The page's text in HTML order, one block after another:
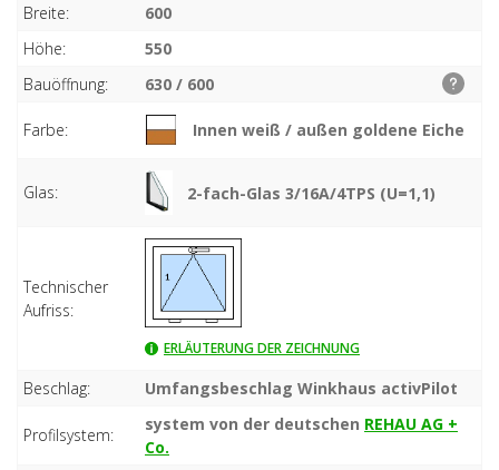
Breite:
600
Höhe:
550
Bauöffnung:
630 / 600
Farbe: Innen weiß / außen goldene Eiche
Glas: 2-fach-Glas 3/16A/4TPS (U=1,1)
Technischer
Aufriss:
ERLÄUTERUNG DER ZEICHNUNG
Beschlag: Umfangsbeschlag Winkhaus activPilot
Profilsystem:
system von der deutschen REHAU AG +
Co.